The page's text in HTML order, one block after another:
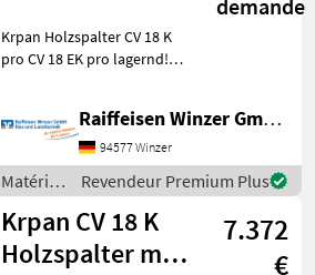
du bois /
Krpan
EK pro CV 22 EK
pr
demande
Krpan Holzspalter CV 18 K
pro CV 18 EK pro lagernd!
Antrieb ( CV 18 EK pro )
KRPAN Holzspalter CV 18 k
pro Kar
Raiffeisen Winzer GmbH Kies und Landtechnik
94577 Winzer
Matériels
forestiers
et
matériels
pour le
Revendeur Premium Plus
Krpan CV 18 K
Holzspalter mit
7.372
€